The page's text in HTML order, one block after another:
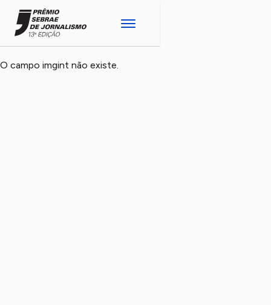
O campo imgint não existe.